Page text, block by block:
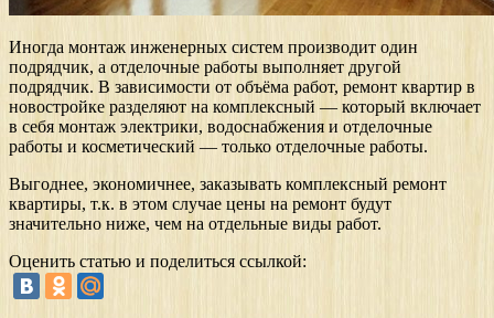
Иногда монтаж инженерных систем производит один
подрядчик, а отделочные работы выполняет другой
подрядчик. В зависимости от объёма работ, ремонт квартир в
новостройке разделяют на комплексный — который включает
в себя монтаж электрики, водоснабжения и отделочные
работы и косметический — только отделочные работы.
Выгоднее, экономичнее, заказывать комплексный ремонт
квартиры, т.к. в этом случае цены на ремонт будут
значительно ниже, чем на отдельные виды работ.
Оценить статью и поделиться ссылкой: